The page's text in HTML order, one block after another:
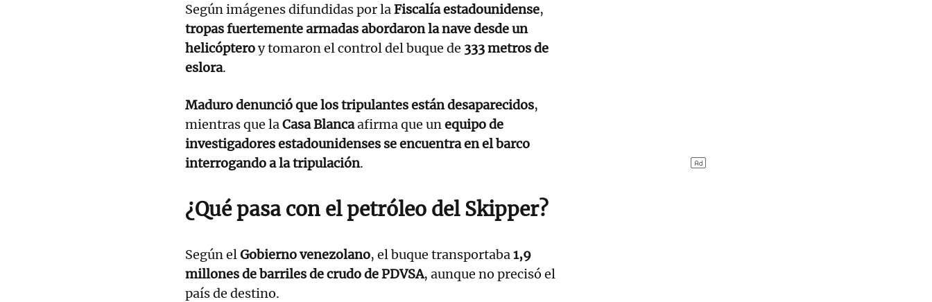
Según imágenes difundidas por laFiscalía estadounidense,
tropas fuertemente armadas abordaron la nave desde un
helicópteroy tomaron el control del buque de 333 metros de
eslora.
Maduro denunció que los tripulantes están desaparecidos,
mientras que laCasa Blancaafirma que unequipo de
investigadores estadounidenses se encuentra en el barco
interrogando a la tripulación.
¿Qué pasa con el petróleo del Skipper?
Según elGobierno venezolano, el buque transportaba1,9
millones de barriles de crudo de PDVSA, aunque no precisó el
país de destino.